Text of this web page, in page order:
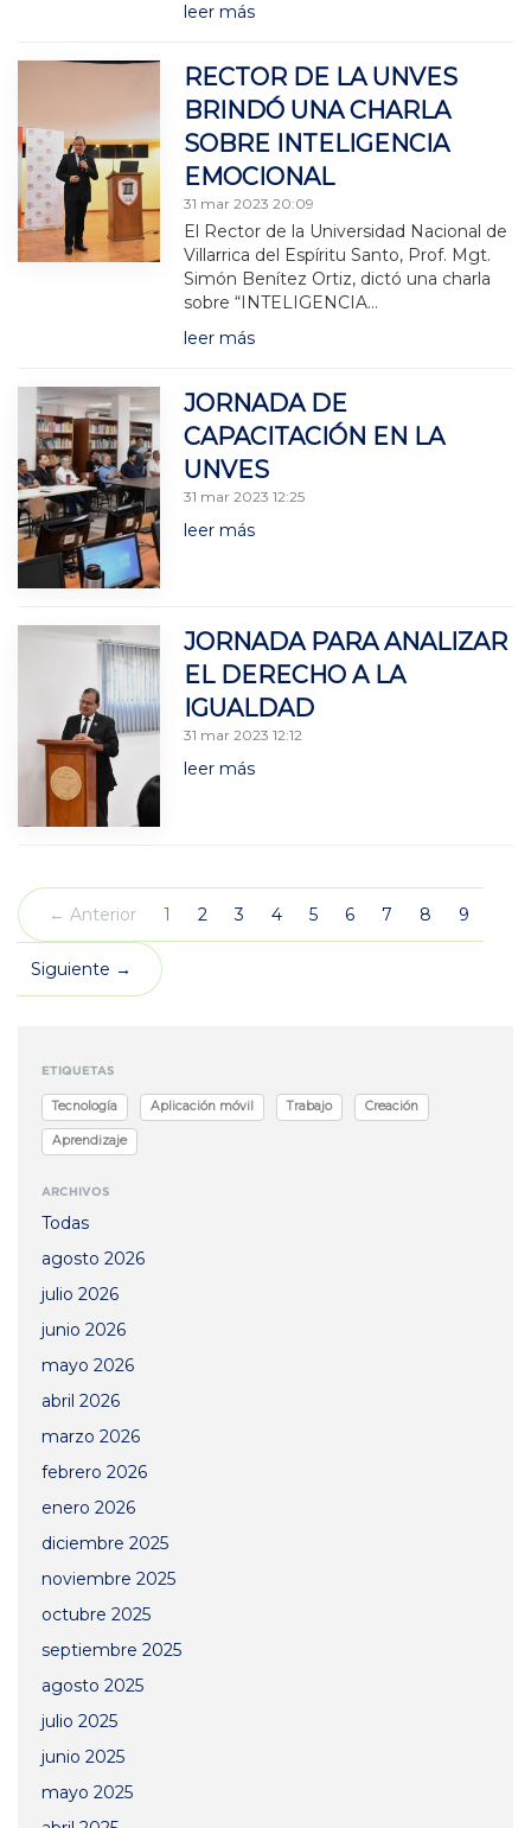
leer más
RECTOR DE LA UNVES
BRINDÓ UNA CHARLA
SOBRE INTELIGENCIA
EMOCIONAL
31 mar 2023 20:09
El Rector de la Universidad Nacional de
Villarrica del Espíritu Santo, Prof. Mgt.
Simón Benítez Ortiz, dictó una charla
sobre “INTELIGENCIA…
leer más
JORNADA DE
CAPACITACIÓN EN LA
UNVES
31 mar 2023 12:25
leer más
JORNADA PARA ANALIZAR
EL DERECHO A LA
IGUALDAD
31 mar 2023 12:12
leer más
← Anterior 1 (actual)
2 3 4 5 6 7 8 9
Siguiente →
ETIQUETAS
Tecnología Aplicación móvil Trabajo Creación
Aprendizaje
ARCHIVOS
Todas
agosto 2026
julio 2026
junio 2026
mayo 2026
abril 2026
marzo 2026
febrero 2026
enero 2026
diciembre 2025
noviembre 2025
octubre 2025
septiembre 2025
agosto 2025
julio 2025
junio 2025
mayo 2025